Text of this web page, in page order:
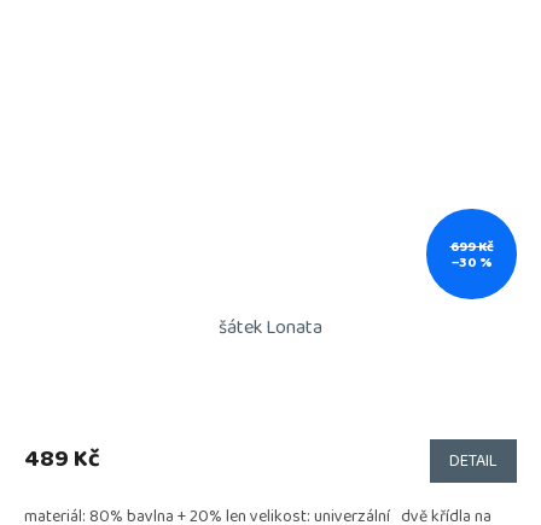
699 Kč
–30 %
šátek Lonata
produktu
489 Kč DETAIL
materiál: 80% bavlna + 20% len velikost: univerzální dvě křídla na